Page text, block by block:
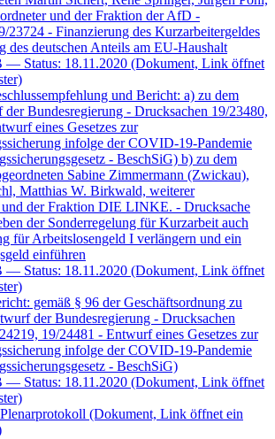
und der Fraktion der AfD -
23724 - Finanzierung des Kurzarbeitergeldes
des deutschen Anteils am EU-Haushalt
— Status: 18.11.2020 (Dokument, Link öffnet
und Bericht: a) zu dem
der Bundesregierung - Drucksachen 19/23480,
eines Gesetzes zur
infolge der COVID-19-Pandemie
- BeschSiG) b) zu dem
Sabine Zimmermann (Zwickau),
Matthias W. Birkwald, weiterer
der Fraktion DIE LINKE. - Drucksache
der Sonderregelung für Kurzarbeit auch
für Arbeitslosengeld I verlängern und ein
einführen
— Status: 18.11.2020 (Dokument, Link öffnet
gemäß § 96 der Geschäftsordnung zu
der Bundesregierung - Drucksachen
19/24481 - Entwurf eines Gesetzes zur
infolge der COVID-19-Pandemie
- BeschSiG)
— Status: 18.11.2020 (Dokument, Link öffnet
(Dokument, Link öffnet ein